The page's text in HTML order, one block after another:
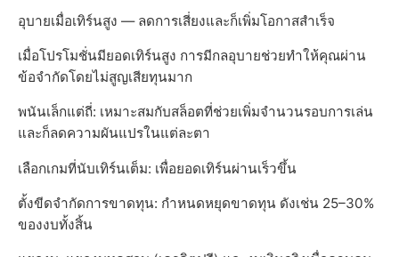
อุบายเมื่อเทิร์นสูง — ลดการเสี่ยงและก็เพิ่มโอกาสสำเร็จ
เมื่อโปรโมชั่นมียอดเทิร์นสูง การมีกลอุบายช่วยทำให้คุณผ่าน
ข้อจำกัดโดยไม่สูญเสียทุนมาก
พนันเล็กแต่ถี่: เหมาะสมกับสล็อตที่ช่วยเพิ่มจำนวนรอบการเล่น
และก็ลดความผันแปรในแต่ละตา
เลือกเกมที่นับเทิร์นเต็ม: เพื่อยอดเทิร์นผ่านเร็วขึ้น
ตั้งขีดจำกัดการขาดทุน: กำหนดหยุดขาดทุน ดังเช่น 25–30%
ของงบทั้งสิ้น